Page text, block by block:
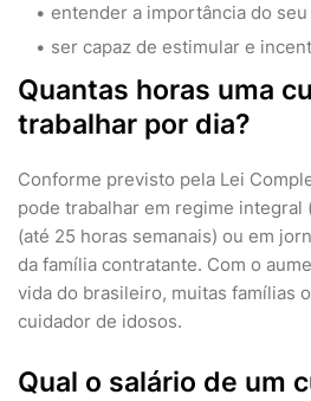
entender a importância do seu
ser capaz de estimular e
Quantas horas uma
trabalhar por dia?
Conforme previsto pela Lei
pode trabalhar em regime integral
(até 25 horas semanais) ou em
da família contratante. Com o
vida do brasileiro, muitas famílias
cuidador de idosos.
Qual o salário de um